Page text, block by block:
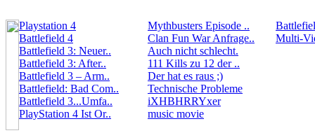
Playstation 4
Battlefield 4
Battlefield 3: Neuer..
Battlefield 3: After..
Battlefield 3 – Arm..
Battlefield: Bad Com..
Battlefield 3...Umfa..
PlayStation 4 Ist Or..
Mythbusters Episode ..
Clan Fun War Anfrage..
Auch nicht schlecht.
111 Kills zu 12 der ..
Der hat es raus ;)
Technische Probleme
iXHBHRRYxer
music movie
Multi-